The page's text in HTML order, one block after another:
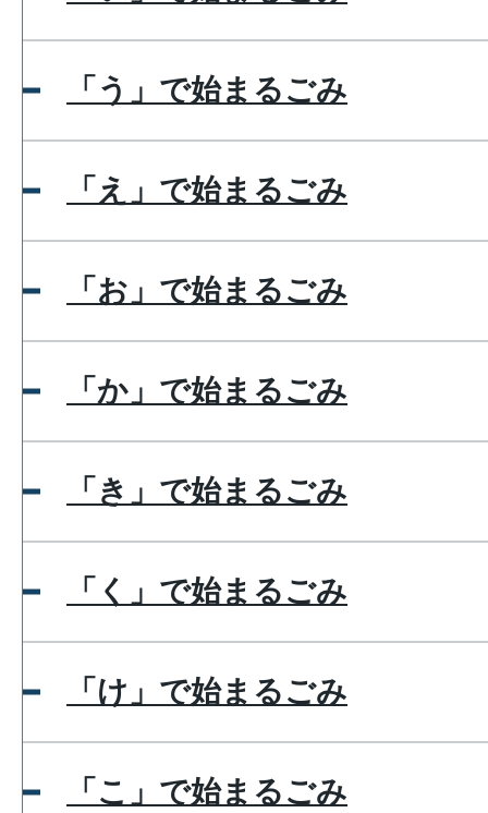
「う」で始まるごみ
「え」で始まるごみ
「お」で始まるごみ
「か」で始まるごみ
「き」で始まるごみ
「く」で始まるごみ
「け」で始まるごみ
「こ」で始まるごみ